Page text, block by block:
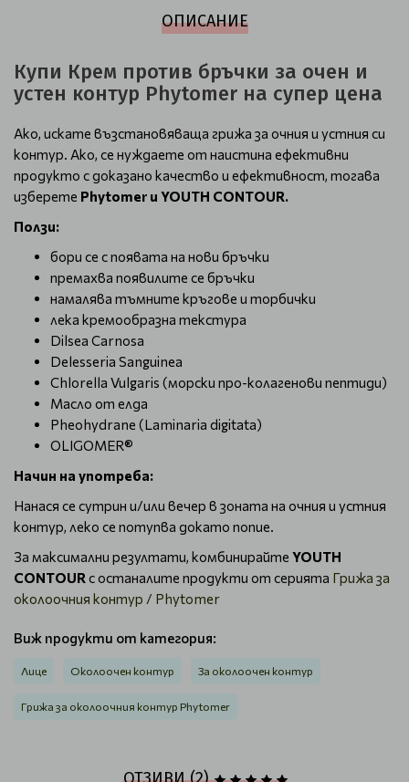
ОПИСАНИЕ
Купи Крем против бръчки за очен и
устен контур Phytomer на супер цена
Ако, искате възстановяваща грижа за очния и устния си
контур. Ако, се нуждаете от наистина ефективни
продукто с доказано качество и ефективност, тогава
изберете Phytomer и YOUTH CONTOUR.
Ползи:
бори се с появата на нови бръчки
премахва появилите се бръчки
намалява тъмните кръгове и торбички
лека кремообразна текстура
Dilsea Carnosa
Delesseria Sanguinea
Chlorella Vulgaris (морски про-колагенови пептиди)
Масло от елда
Pheohydrane (Laminaria digitata)
OLIGOMER®
Начин на употреба:
Нанася се сутрин и/или вечер в зоната на очния и устния
контур, леко се потупва докато попие.
За максимални резултати, комбинирайте YOUTH
CONTOUR с останалите продукти от серията Грижа за
околоочния контур / Phytomer
Виж продукти от категория:
Лице Околоочен контур За околоочен контур
Грижа за околоочния контур Phytomer